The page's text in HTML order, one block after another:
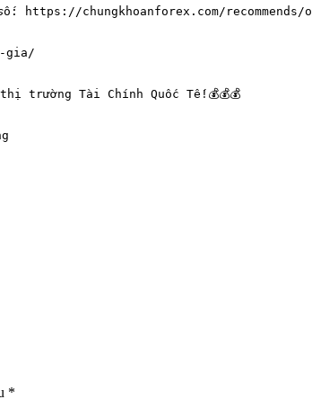
𝘴ố: https://chungkhoanforex.com/
gia/
trường Tài Chính Quốc Tế!💰💰💰
*